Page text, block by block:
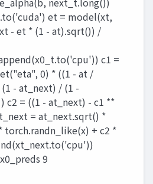
et = model(xt,
- et * (1 - at).sqrt()) /
c1 =
0) * ((1 - at /
- at_next) / (1 -
c2 = ((1 - at_next) - c1 **
= at_next.sqrt() *
torch.randn_like(x) + c2 *
9